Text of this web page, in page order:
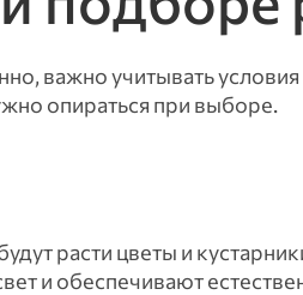
важно учитывать
опираться при выборе.
расти цветы и
и обеспечивают